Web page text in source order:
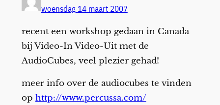
woensdag 14 maart 2007
recent een workshop gedaan in Canada
bij Video-In Video-Uit met de
AudioCubes, veel plezier gehad!
meer info over de audiocubes te vinden
op http://www.percussa.com/